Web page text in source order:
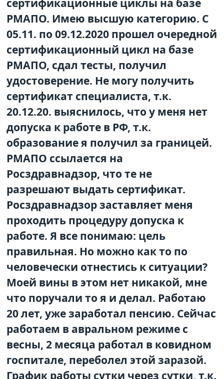
сертификационные циклы на базе
РМАПО. Имею высшую категорию. С
05.11. по 09.12.2020 прошел очередной
сертификационный цикл на базе
РМАПО, сдал тесты, получил
удостоверение. Не могу получить
сертификат специалиста, т.к.
20.12.20. выяснилось, что у меня нет
допуска к работе в РФ, т.к.
образование я получил за границей.
РМАПО ссылается на
Росздравнадзор, что те не
разрешают выдать сертификат.
Росздравнадзор заставляет меня
проходить процедуру допуска к
работе. Я все понимаю: цель
правильная. Но можно как то по
человечески отнестись к ситуации?
Моей вины в этом нет никакой, мне
что поручали то я и делал. Работаю
20 лет, уже заработал пенсию. Сейчас
работаем в авральном режиме с
весны, 2 месяца работал в ковидном
госпитале, переболел этой заразой.
График работы сутки через сутки, т.к.